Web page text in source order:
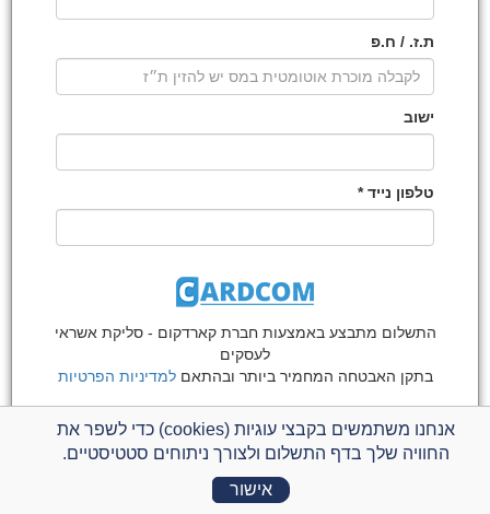
פרטי תרומה
תרומה לאגף מחקר ערבי
לתשלום אחד, יש לסמן חיוב 1
ת.ז. / ח.פ
ישוב
טלפון נייד *
התשלום מתבצע באמצעות חברת קארדקום -סליקת אשראי
לעסקים
בתקן האבטחה המחמיר ביותר ובהתאםלמדיניות הפרטיות
אנחנו משתמשים בקבצי עוגיות (cookies) כדי לשפר את
החוויה שלך בדף התשלום ולצורך ניתוחים סטטיסטיים.